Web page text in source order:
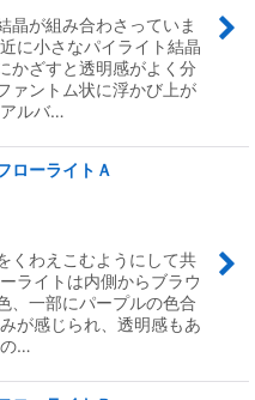
晶が組み合わさっていま
に小さなパイライト結晶
かざすと透明感がよく分
ァントム状に浮かび上が
ルバ…
ローライトＡ
くわえこむようにして共
ライトは内側からブラウ
、一部にパープルの色合
が感じられ、透明感もあ
の…